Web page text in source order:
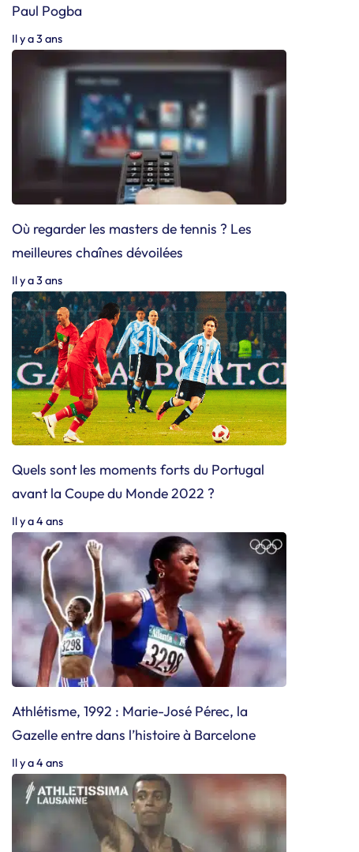
Paul Pogba
Il y a 3 ans
Où regarder les masters de tennis ? Les
meilleures chaînes dévoilées
Il y a 3 ans
Quels sont les moments forts du Portugal
avant la Coupe du Monde 2022 ?
Il y a 4 ans
Athlétisme, 1992 : Marie-José Pérec, la
Gazelle entre dans l’histoire à Barcelone
Il y a 4 ans